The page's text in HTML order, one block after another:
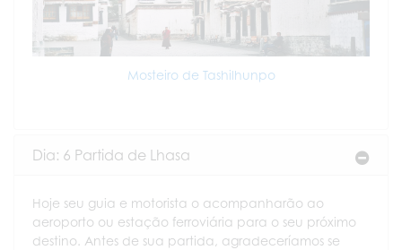
Mosteiro de Tashilhunpo
Dia: 6 Partida de Lhasa
Hoje seu guia e motorista o acompanharão ao
aeroporto ou estação ferroviária para o seu próximo
destino. Antes de sua partida, agradeceríamos se